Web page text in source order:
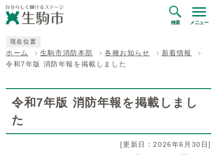
検索 メニュー
現在位置
ホーム 生駒市消防本部 各種お知らせ
新着情報
令和7年版 消防年報を掲載しました
令和7年版 消防年報を掲載しまし
た
[更新日：2026年6月30日]